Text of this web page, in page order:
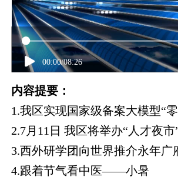
00:00/08:26
内容提要：
1.我区实现国家级备案大模型“
2.7月11日 我区将举办“人才夜
3.西外研学团向世界推介永年广
4.跟着节气看中医——小暑